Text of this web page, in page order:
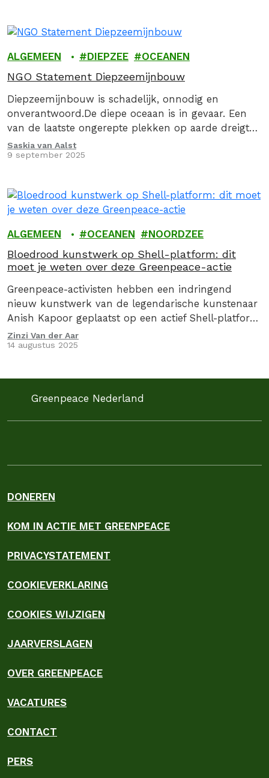
ALGEMEEN DIEPZEE OCEANEN
NGO Statement Diepzeemijnbouw
Diepzeemijnbouw is schadelijk, onnodig en
onverantwoord.De diepe oceaan is in gevaar. Een
van de laatste ongerepte plekken op aarde dreigt
door diepzeemijnbouw verwoest te worden. Deze
industrie wil metalen en…
Saskia van Aalst
9 september 2025
ALGEMEEN OCEANEN NOORDZEE
Bloedrood kunstwerk op Shell-platform: dit
moet je weten over deze Greenpeace-actie
Greenpeace-activisten hebben een indringend
nieuw kunstwerk van de legendarische kunstenaar
Anish Kapoor geplaatst op een actief Shell-platform
in de afgelegen Noordzee.
Zinzi Van der Aar
14 augustus 2025
Greenpeace Nederland
DONEREN
KOM IN ACTIE MET GREENPEACE
PRIVACYSTATEMENT
COOKIEVERKLARING
COOKIES WIJZIGEN
JAARVERSLAGEN
OVER GREENPEACE
VACATURES
CONTACT
PERS